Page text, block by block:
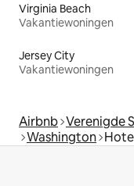
Virginia Beach
Vakantiewoningen
Jersey City
Vakantiewoningen
Airbnb Verenigde
Washington